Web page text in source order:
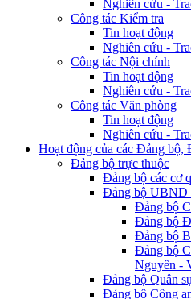
Nghiên cứu -
Công tác Kiểm tra
Tin hoạt động
Nghiên cứu -
Công tác Nội chính
Tin hoạt động
Nghiên cứu -
Công tác Văn phòng
Tin hoạt động
Nghiên cứu -
Hoạt động của các Đảng bộ,
Đảng bộ trực thuộc
Đảng bộ các cơ
Đảng bộ UBND
Đảng bộ
Đảng bộ
Đảng bộ
Đảng bộ
Nguyên -
Đảng bộ Quân
Đảng bộ Công